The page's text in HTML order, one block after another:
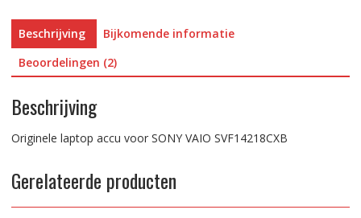
Beschrijving
Bijkomende informatie
Beoordelingen (2)
Beschrijving
Originele laptop accu voor SONY VAIO SVF14218CXB
Gerelateerde producten